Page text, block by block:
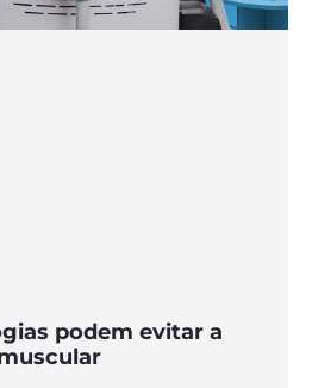
podem evitar a